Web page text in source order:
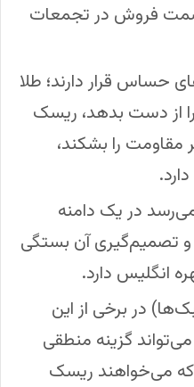
سمت فروش در تجمعات
حساس قرار دارند؛ طلا
از دست بدهد، ریسک
مقاومت را بشکند،
می‌رسد در یک دامنه
و تصمیم‌گیری آن بستگی
انگلیس دارد.
در برخی از این
گزینه منطقی
که می‌خواهند ریسک